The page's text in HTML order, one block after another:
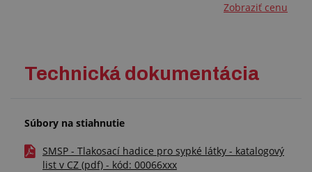
Zobraziť cenu
Technická dokumentácia
Súbory na stiahnutie
SMSP - Tlakosací hadice pro sypké látky - katalogový
list v CZ (pdf) - kód: 00066xxx